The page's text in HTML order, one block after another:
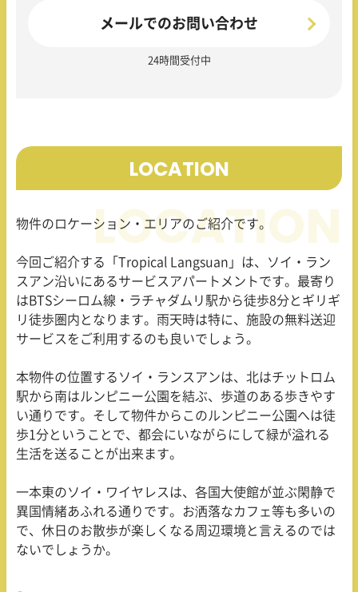
メールでのお問い合わせ
24時間受付中
LOCATION
物件のロケーション・エリアのご紹介です。
今回ご紹介する「 Tropical Langsuan 」は、ソイ・ラン
スアン沿いにあるサービスアパートメントです。最寄り
は BTSシーロム線・ラチャダムリ駅から徒歩8分とギリギ
リ徒歩圏内となります。雨天時は特に、施設の無料送迎
サービスをご利用するのも良いでしょう。
本物件の位置するソイ・ランスアンは、北はチットロム
駅から南はルンピニー公園を結ぶ、歩道のある歩きやす
い通りです。そして物件からこのルンピニー公園へは徒
歩1 分ということで、都会にいながらにして緑が溢れる
生活を送ることが出来ます。
一本東のソイ・ワイヤレスは、各国大使館が並ぶ閑静で
異国情緒あふれる通りです。お洒落なカフェ等も多いの
で、休日のお散歩が楽しくなる周辺環境と言えるのでは
ないでしょうか。